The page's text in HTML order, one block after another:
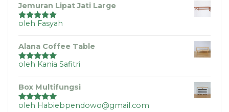
Jemuran Lipat Jati Large
Dinilai5dari
oleh Fasyah
Alana Coffee Table
Dinilai5dari
oleh Kania Safitri
Box Multifungsi
Dinilai5 dari
oleh Habiebpendowo@gmail.com